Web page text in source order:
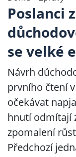
Poslanci
se velké
Návrh
prvního čtení
očekávat
hnutí odmítají
zpomalení
Předchozí